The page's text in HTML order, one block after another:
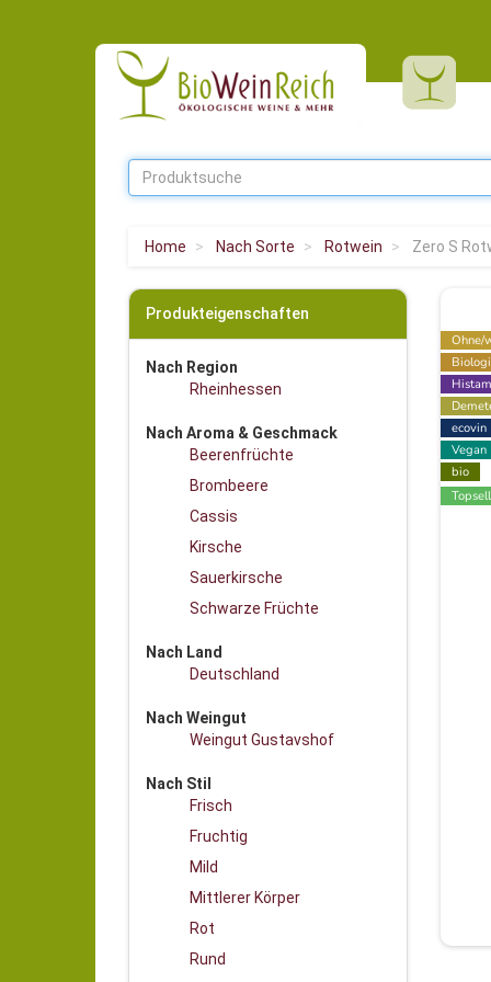
Home Nach Sorte Rotwein Zero S
Produkteigenschaften
Nach Region
Rheinhessen
Nach Aroma & Geschmack
Beerenfrüchte
Brombeere
Cassis
Kirsche
Sauerkirsche
Schwarze Früchte
Nach Land
Deutschland
Nach Weingut
Weingut Gustavshof
Nach Stil
Frisch
Fruchtig
Mild
Mittlerer Körper
Rot
Rund
Ohne/
ecovin
Vegan
bio